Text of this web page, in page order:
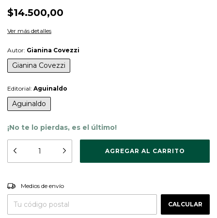
$14.500,00
Ver más detalles
Autor: Gianina Covezzi
Gianina Covezzi
Editorial: Aguinaldo
Aguinaldo
¡No te lo pierdas, es el último!
Entregas para el CP:
Medios de envío
CALCULAR